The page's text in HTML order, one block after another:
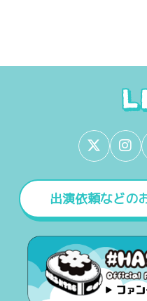
出演依頼などの